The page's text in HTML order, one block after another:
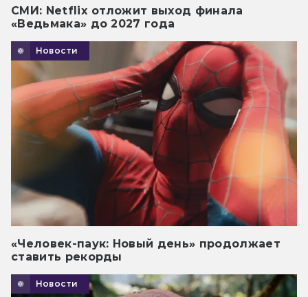
СМИ: Netflix отложит выход финала
«Ведьмака» до 2027 года
Новости
«Человек-паук: Новый день» продолжает
ставить рекорды
Новости